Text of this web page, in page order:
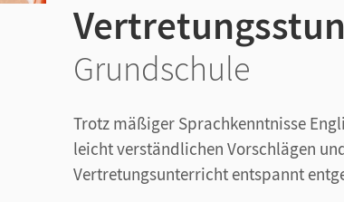
Grundschule
Trotz mäßiger Sprachkenntnisse
leicht verständlichen Vorschlägen
Vertretungsunterricht entspannt